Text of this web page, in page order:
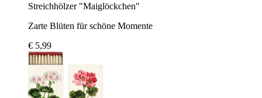
Streichhölzer "Maiglöckchen"
Zarte Blüten für schöne Momente
€ 5,99